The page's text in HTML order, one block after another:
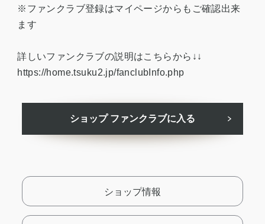
※ファンクラブ登録はマイページからもご確認出来
ます
詳しいファンクラブの説明はこちらから↓↓
https://home.tsuku2.jp/fanclubInfo.php
ショップ ファンクラブに入る
ショップ情報